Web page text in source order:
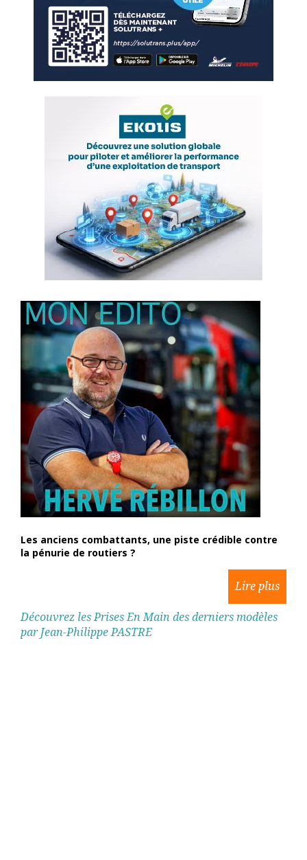
Les anciens combattants, une piste crédible contre
la pénurie de routiers ?
Découvrez les Prises En Main des derniers modèles
par Jean-Philippe PASTRE